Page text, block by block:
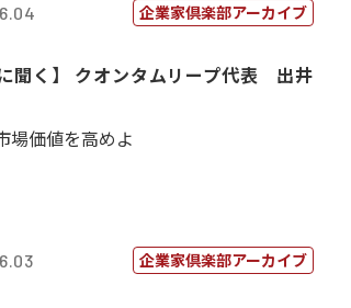
企業家倶楽部アーカイブ
に聞く】 クオンタムリープ代表 出井
場価値を高めよ
企業家倶楽部アーカイブ